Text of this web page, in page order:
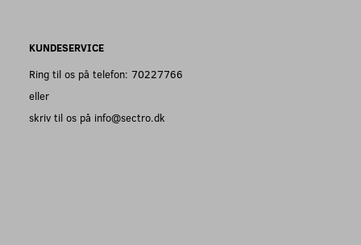
KUNDESERVICE
Ring til os på telefon: 70227766
eller
skriv til os på info@sectro.dk